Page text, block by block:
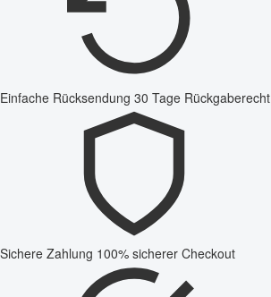
Einfache Rücksendung 30 Tage Rückgaberecht
Sichere Zahlung 100% sicherer Checkout